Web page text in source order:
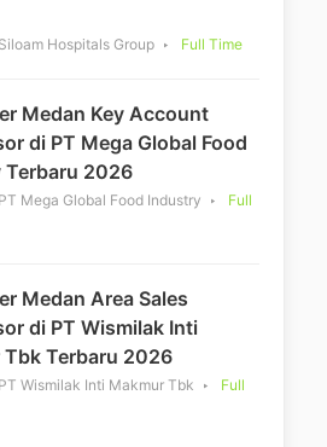
Siloam Hospitals Group Full Time
Medan Key Account
di PT Mega Global Food
Terbaru 2026
PT Mega Global Food Industry
Full
Medan Area Sales
di PT Wismilak Inti
Tbk Terbaru 2026
PT Wismilak Inti Makmur Tbk
Full